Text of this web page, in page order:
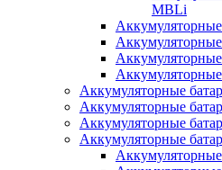
MBLi
Аккумуляторные
Аккумуляторные
Аккумуляторные
Аккумуляторные